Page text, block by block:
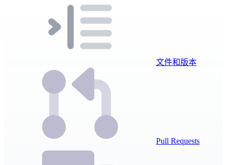
文件和版本
Pull Requests